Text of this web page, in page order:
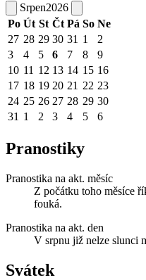
Srpen2026
Po Út St Čt Pá So Ne
27 28 29 30 31 1
2
3
4 5 6 7 8
9
10 11 12 13 14 15 16
17 18 19 20 21 22 23
24 25 26 27 28 29 30
31 1 2 3 4 5 6
Pranostiky
Pranostika na akt. měsíc
Z počátku toho měsíce
fouká.
Pranostika na akt. den
V srpnu již nelze slunci
Svátek